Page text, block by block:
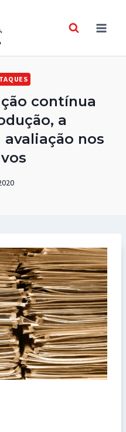
contínua
a
nos